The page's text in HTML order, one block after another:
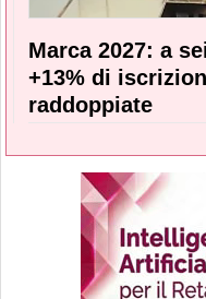
Marca 2027: a
+13% di
raddoppiate